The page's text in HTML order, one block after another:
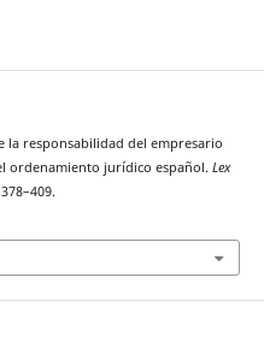
la responsabilidad del empresario
ordenamiento jurídico español. Lex